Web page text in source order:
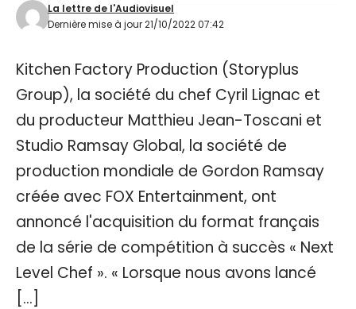
Dernière mise à jour 21/10/2022 07:42
La lettre de l'Audiovisuel
Kitchen Factory Production (Storyplus
Group), la société du chef Cyril Lignac et
du producteur Matthieu Jean-Toscani et
Studio Ramsay Global, la société de
production mondiale de Gordon Ramsay
créée avec FOX Entertainment, ont
annoncé l'acquisition du format français
de la série de compétition à succès « Next
Level Chef ». « Lorsque nous avons lancé
[…]